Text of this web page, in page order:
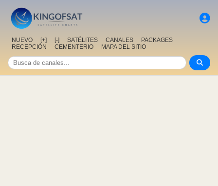
NUEVO [+] [-] SATÉLITES CANALES
PACKAGES
RECEPCIÓN
CEMENTERIO MAPA DEL SITIO